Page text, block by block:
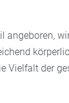
angeboren,
Vielfalt der